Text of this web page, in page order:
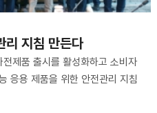
리 지침 만든다
제품 출시를 활성화하고 소비자
응용 제품을 위한 안전관리 지침